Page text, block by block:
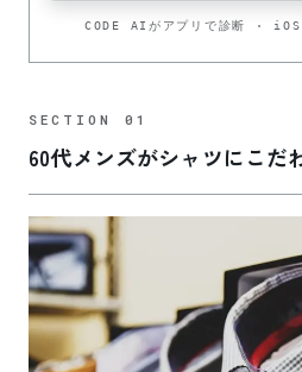
CODE AIがアプリで診断 ·
60代メンズがシャツにこだ